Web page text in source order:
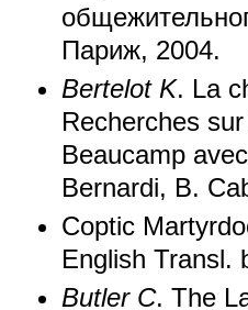
Париж, 2004.
Bertelot K. La
Recherches
Beaucamp
Bernardi, B.
Coptic
English Transl.
Butler C. The